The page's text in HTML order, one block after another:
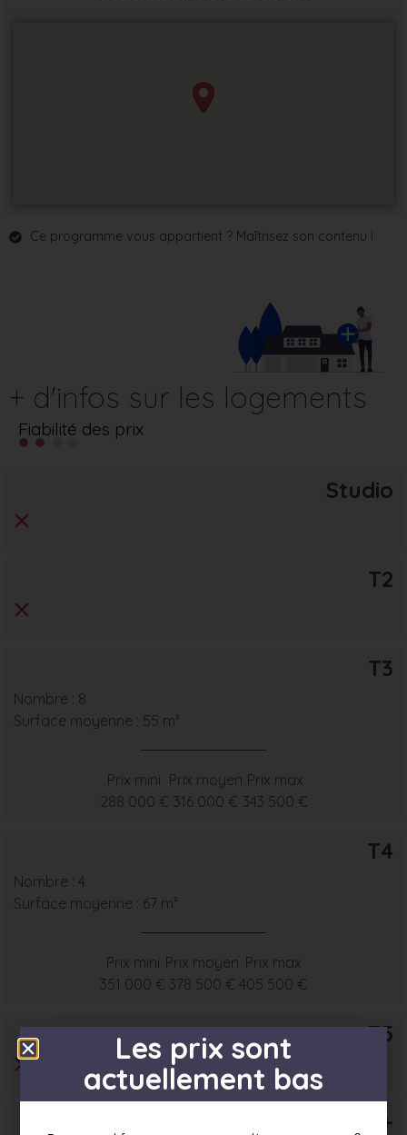
Ce programme vous appartient ? Maîtrisez son contenu !
+ d'infos sur les logements
Fiabilité des prix
Studio
T2
T3
Nombre : 8
Surface moyenne : 55 m²
Prix mini
288 000 €
Prix moyen
316 000 €
Prix max
343 500 €
T4
Nombre : 4
Surface moyenne : 67 m²
Prix mini
351 000 €
Prix moyen
378 500 €
Prix max
405 500 €
T5
T6+
Les prix sont
actuellement bas